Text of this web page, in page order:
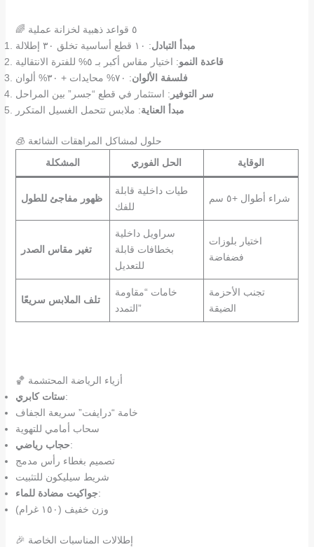
🌈 ٥ قواعد ذهبية لخزانة عملية
مبدأ التبادل: ١٠ قطع أساسية تخلق ٣٠ إطلالة
قاعدة النمو: اختيار مقاس أكبر بـ ٥% للفترة الانتقالية
فلسفة الألوان: ٧٠% محايدات + ٣٠% ألوان
سر التوفير : استثمار في قطع “جسر” بين المراحل
مبدأ العناية: ملابس تتحمل الغسيل المتكرر
🧊 حلول لمشاكل المراهقات الشائعة
المشكلة
الحل الفوري الوقاية
ظهور مفاجئ للطول
طيات داخلية قابلة
للفك
شراء أطوال +٥ سم
تغير مقاس الصدر
سراويل داخلية
بخطافات قابلة
للتعديل
اختيار بلوزات
فضفاضة
تلف الملابس سريعًا
خامات “مقاومة
التمدد”
تجنب الأحزمة
الضيقة
🏀 أزياء الرياضة المحتشمة
ستات كابري:
خامة “درايفت” سريعة الجفاف
سحاب أمامي للتهوية
حجاب رياضي:
تصميم بغطاء رأس مدمج
شريط سيليكون للتثبيت
جواكيت مضادة للماء:
وزن خفيف (١٥٠ غرام)
🎉 إطلالات المناسبات الخاصة